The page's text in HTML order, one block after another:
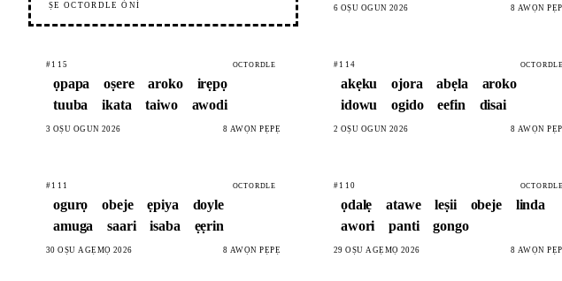
ṢE OCTORDLE ÒNÍ 6 OṢÙ ÒGÚN 2026 8 AWỌN
#115 OCTORDLE
ọpapa oṣere aroko
irẹpọ
tuuba
ikata taiwo awodi
3 OṢÙ ÒGÚN 2026 8 AWỌN PẸPẸ
#114 OCTORDLE
akẹku ojora abẹla
aroko
idowu
ogido eefin disai
2 OṢÙ ÒGÚN 2026 8 AWỌN
#111 OCTORDLE
ogurọ obeje ẹpiya
doyle
amuga
saari isaba ẹẹrin
30 OṢÙ AGẸMỌ 2026 8 AWỌN PẸPẸ
#110 OCTORDLE
ọdalẹ atawe leṣii obeje
linda
awori
panti gongo
29 OṢÙ AGẸMỌ 2026 8 AWỌN